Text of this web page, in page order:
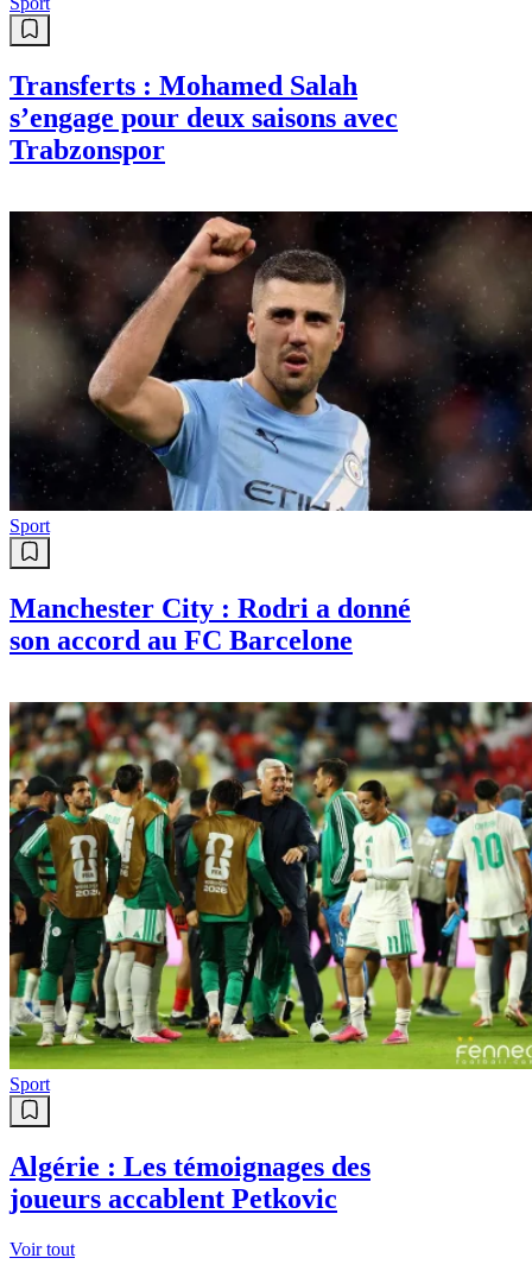
Transferts : Mohamed Salah
s’engage pour deux saisons avec
Trabzonspor
Sport
Manchester City : Rodri a donné
son accord au FC Barcelone
Sport
Algérie : Les témoignages des
joueurs accablent Petkovic
Voir tout